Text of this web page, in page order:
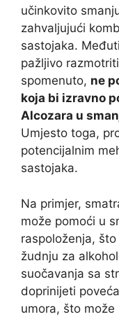
učinkovito
zahvaljujući
sastojaka.
pažljivo
spomenuto, ne
koja bi izravno
Alcozara u
Umjesto toga,
potencijalnim
sastojaka.
Na primjer,
može pomoći u
raspoloženja,
žudnju za
suočavanja sa
doprinijeti
umora, što